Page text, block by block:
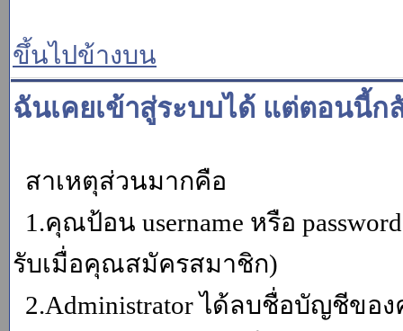
ขึ้นไปข้างบน
ฉันเคยเข้าสู่ระบบได้ แต่ตอนนี้ก
สาเหตุส่วนมากคือ
1.คุณป้อน username หรือ
รับเมื่อคุณสมัครสมาชิก)
2.Administrator ได้ลบชื่อบัญชีขอ